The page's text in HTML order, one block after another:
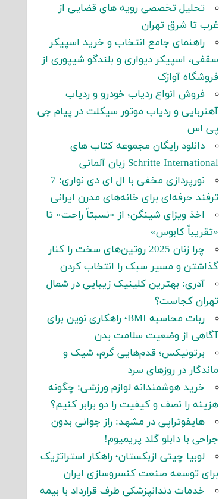
تحلیل تخصصی رویه های قضایی از
غرب تا شرق تهران
راهنمای جامع انتخاب و خرید اسپیکر
سقفی، اسپیکر دیواری و بلندگو شیپوری از
فروشگاه آوازک
فروش انواع ردیاب خودرو و ردیاب
آهنربایی و ردیاب موتور سیکلت در پیام جی
پی اس
دانلود رایگان مجموعه کتاب های
Schritte International زبان آلمانی
نورپردازی مخفی با ال ای دی نواری: 7
ترفند حرفه‌ای برای خانه‌های مدرن ایرانی
اخذ ویزای شینگن؛ از «نسبتاً راحت» تا
«تقریباً کابوس»
چرا زنان 2025 روتین‌های سخت را کنار
گذاشتن و مسیر سبک را انتخاب کردن
آدری: بهترین کلینیک زیبایی در شمال
تهران کجاست؟
ربات محاسبه BMI؛ راهکاری نوین برای
آگاهی از وضعیت سلامت بدن
برتونیکس؛ قدم‌هایی گرم، شیک و
ماندگار در روزهای سرد
خرید هوشمندانه لوازم ورزشی: چگونه
هزینه را نصف و کیفیت را دو برابر کنیم؟
هایفوتراپی در مشهد: راز جوانی بدون
جراحی با دابلو گلد پریمیوم!
لوبیا چیتی ازبکستان؛ راهکار استراتژیک
برای توسعه صنعت کنسروسازی ایران
خدمات دندانپزشکی طرف قرارداد با بیمه